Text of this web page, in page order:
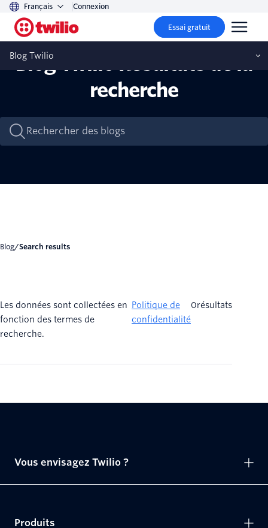
Français Connexion
Essai gratuit
Blog Twilio
Blog Twilio Résultats de la
recherche
blog/ Search results
Les données sont collectées en
fonction des termes de
recherche.
Politique de
confidentialité
0résultats
Vous envisagez Twilio ?
Produits